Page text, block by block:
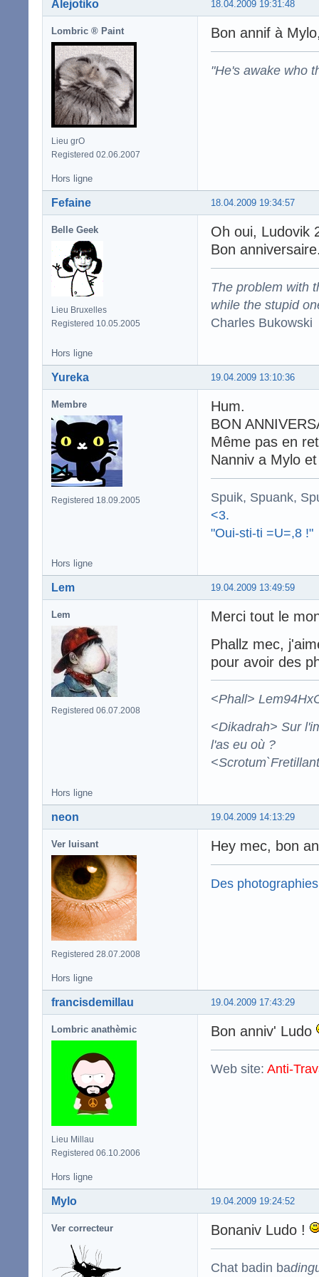
18.04.2009 19:31:48
Alejotiko
Lombric ® Paint
Lieu grO
Registered 02.06.2007
Bon annif à
"He's awake who
Hors ligne
18.04.2009 19:34:57
Fefaine
Belle Geek
Lieu Bruxelles
Registered 10.05.2005
Oh oui, Ludovik
Bon
The problem with
while the stupid
Charles Bukowski
Hors ligne
19.04.2009 13:10:36
Yureka
Membre
Registered 18.09.2005
Hum.
BON
Même pas en
Nanniv a Mylo
Spuik, Spuank,
<3.
"Oui-sti-ti =U=,8 !"
Hors ligne
19.04.2009 13:49:59
Lem
Lem
Registered 06.07.2008
Merci tout le
Phallz mec,
pour avoir des
<Phall>
<Dikadrah> Sur
l'as eu où ?
Hors ligne
19.04.2009 14:13:29
neon
Ver luisant
Registered 28.07.2008
Hey mec, bon
Des
Hors ligne
19.04.2009 17:43:29
francisdemillau
Lombric anathèmic
Lieu Millau
Registered 06.10.2006
Bon anniv' Ludo
Web site: Anti-
Hors ligne
19.04.2009 19:24:52
Mylo
Ver correcteur Bonaniv Ludo !
Chat badin ba